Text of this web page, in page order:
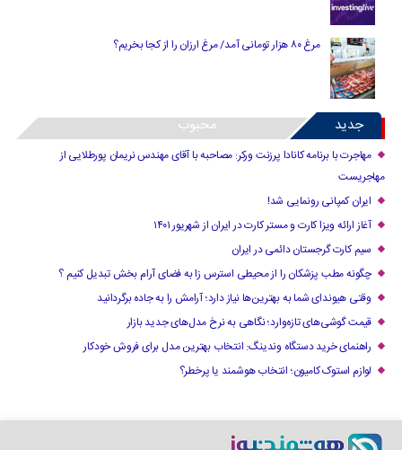
مرغ ۸۰ هزار تومانی آمد/ مرغ ارزان را از کجا بخریم؟
جدید محبوب
مهاجرت با برنامه کانادا پرزنت ورکر: مصاحبه با آقای مهندس نریمان پورطلایی از
مهاجریست
ایران کمپانی رونمایی شد!
آغاز ارائه ویزا کارت و مستر کارت در ایران از شهریور ۱۴۰۱
سیم کارت گرجستان دائمی در ایران
چگونه مطب پزشکان را از محیطی استرس زا به فضای آرام بخش تبدیل کنیم ؟
وقتی هیوندای شما به بهترین‌ها نیاز دارد؛ آرامش را به جاده برگردانید
قیمت گوشی‌های تازه‌وارد؛ نگاهی به نرخ مدل‌های جدید بازار
راهنمای خرید دستگاه وندینگ: انتخاب بهترین مدل برای فروش خودکار
لوازم استوک کامیون؛ انتخاب هوشمند یا پرخطر؟